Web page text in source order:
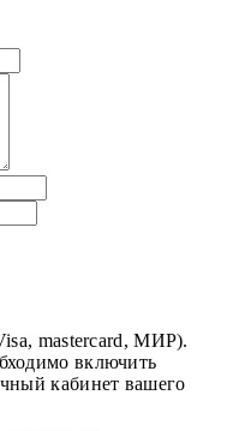
mastercard, МИР).
включить
кабинет вашего